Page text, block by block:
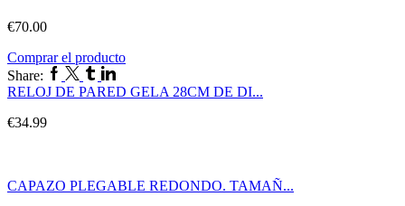
€70.00
Comprar el producto
Share:
RELOJ DE PARED GELA 28CM DE DI...
€34.99
CAPAZO PLEGABLE REDONDO. TAMAÑ...